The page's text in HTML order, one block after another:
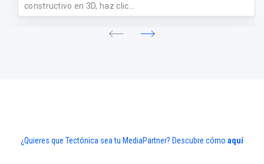
constructivo en 3D, haz clic...
¿Quieres que Tectónica sea tu MediaPartner? Descubre cómo aquí